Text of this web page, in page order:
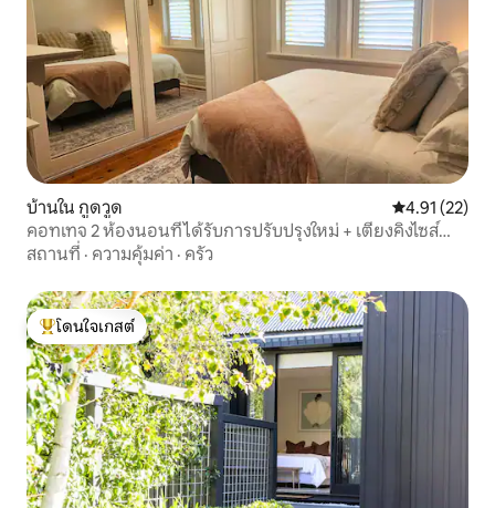
บ้านใน กูดวูด คะแนนเฉลี่ย
4.91 (22)
คอทเทจ 2 ห้องนอนที่ได้รับการปรับปรุงใหม่ + เตียงคิงไซส์
ลานบ้าน Wi-Fi
สถานที่ · ความคุ้มค่า · ครัว
โดนใจเกสต์ที่สุด
โดนใจเกสต์